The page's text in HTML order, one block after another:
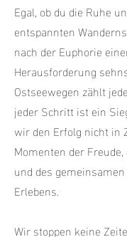
Egal, ob du die Ruhe
entspannten
nach der Euphorie
Herausforderung
Ostseewegen zählt
jeder Schritt ist ein
wir den Erfolg nicht in
Momenten der
und des
Erlebens.
Wir stoppen keine